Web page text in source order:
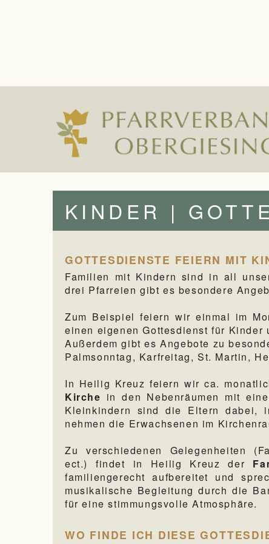
KINDER |
GOTTESDIENSTE FEIERN MIT
Familien mit Kindern sind in all
drei Pfarreien gibt es besondere
Zum Beispiel feiern wir einmal im
einen eigenen Gottesdienst für Kinder
Außerdem gibt es Angebote zu
Palmsonntag, Karfreitag, St. Martin,
In Heilig Kreuz feiern wir ca.
Kirche in den Nebenräumen mit
Kleinkindern sind die Eltern dabei,
nehmen die Erwachsenen im
Zu verschiedenen Gelegenheiten
ect.) findet in Heilig Kreuz der
familiengerecht aufbereitet und
musikalische Begleitung durch die
für eine stimmungsvolle Atmosphäre.
WO FINDE ICH DIESE